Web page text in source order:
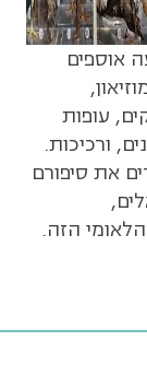
אוספים
עופות
ורכיכות.
את סיפורם
הזה.